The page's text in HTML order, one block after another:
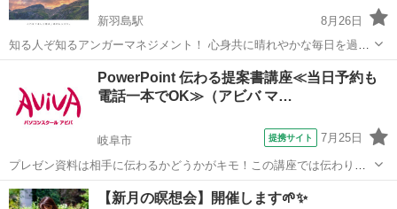
新羽島駅
8月26日
知る人ぞ知るアンガーマネジメント！ 心身共に晴れやかな毎日を過ご
すために 当日から使えるスキルを習得されませんか？(^^) ご質問はこ
ちらのページからメールにてお気軽にお問い合わせください。 講師
一般財団法人アンガーマ...
その他 アンガーマネジメント
PowerPoint 伝わる提案書講座≪当日予約も
電話一本でOK≫（アビバ マ…
岐阜市 提携サイト 7月25日
プレゼン資料は相手に伝わるかどうかがキモ！この講座では伝わりや
すくするノウハウをケーススタディーを用いて学習します。 ■学習内
容■ 情報の伝達力や訴求力が高く、相手に伝わりやすい提案書の作り
岐阜 岐阜市 その他
【新月の瞑想会】開催します🌱✨